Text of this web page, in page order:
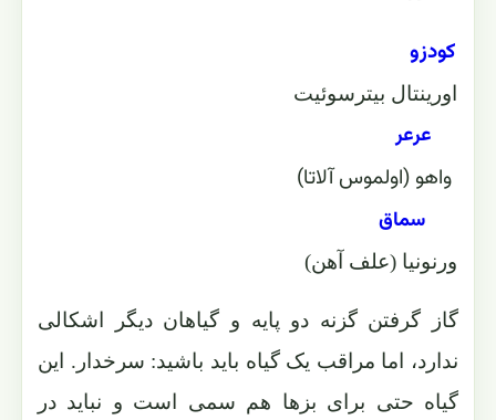
کودزو
اورینتال بیترسوئیت
عرعر
واهو (اولموس آلاتا)
سماق
ورنونیا (علف آهن)
گاز گرفتن گزنه دو پایه و گیاهان دیگر اشکالی
ندارد، اما مراقب یک گیاه باید باشید: سرخدار. این
گیاه حتی برای بزها هم سمی است و نباید در